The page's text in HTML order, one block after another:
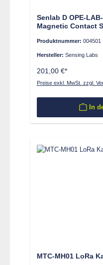
Senlab D OPE-
Magnetic Contact
Produktnummer: 004501
Hersteller: Sensing Labs
201,00 €*
Preise exkl. MwSt. zzgl.
In
MTC-MH01 LoRa